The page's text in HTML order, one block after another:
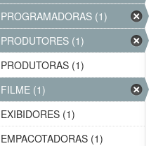
PROGRAMADORAS (1)
PRODUTORES (1)
PRODUTORAS (1)
FILME (1)
EXIBIDORES (1)
EMPACOTADORAS (1)